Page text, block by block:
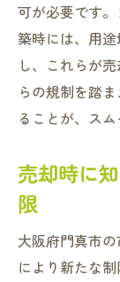
可が必要です
築時には、用
し、これらが
らの規制を踏
ることが、ス
売却時に
限
大阪府門真市
により新たな